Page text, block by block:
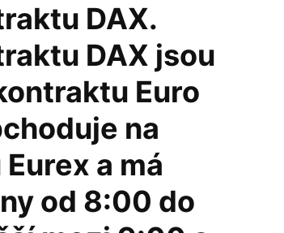
DAX.
DAX jsou
Euro
na
a má
od 8:00 do